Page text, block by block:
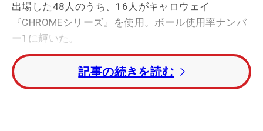
出場した48人のうち、16人がキャロウェイ
『CHROMEシリーズ』を使用。ボール使用率ナンバ
ー1に輝いた。
今大会5位タイに入った丸山祐香は『CHROME
TOUR』を使用し、「柔らかいんですけど、飛びま
記事の続きを読む